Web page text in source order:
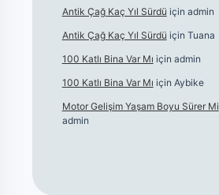
Antik Çağ Kaç Yıl Sürdü için admin
Antik Çağ Kaç Yıl Sürdü için Tuana
100 Katlı Bina Var Mı için admin
100 Katlı Bina Var Mı için Aybike
Motor Gelişim Yaşam Boyu Sürer Mi
admin